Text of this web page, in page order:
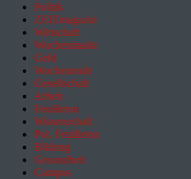
Politik
ZEITmagazin
Wirtschaft
Wochenmarkt
Geld
Wochenende
Gesellschaft
Arbeit
Feuilleton
Wissenschaft
Pol. Feuilleton
Bildung
Gesundheit
Campus